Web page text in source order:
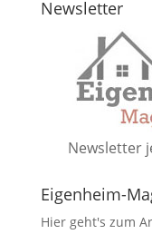
Newsletter
Newsletter
Eigenheim-
Hier geht's zum